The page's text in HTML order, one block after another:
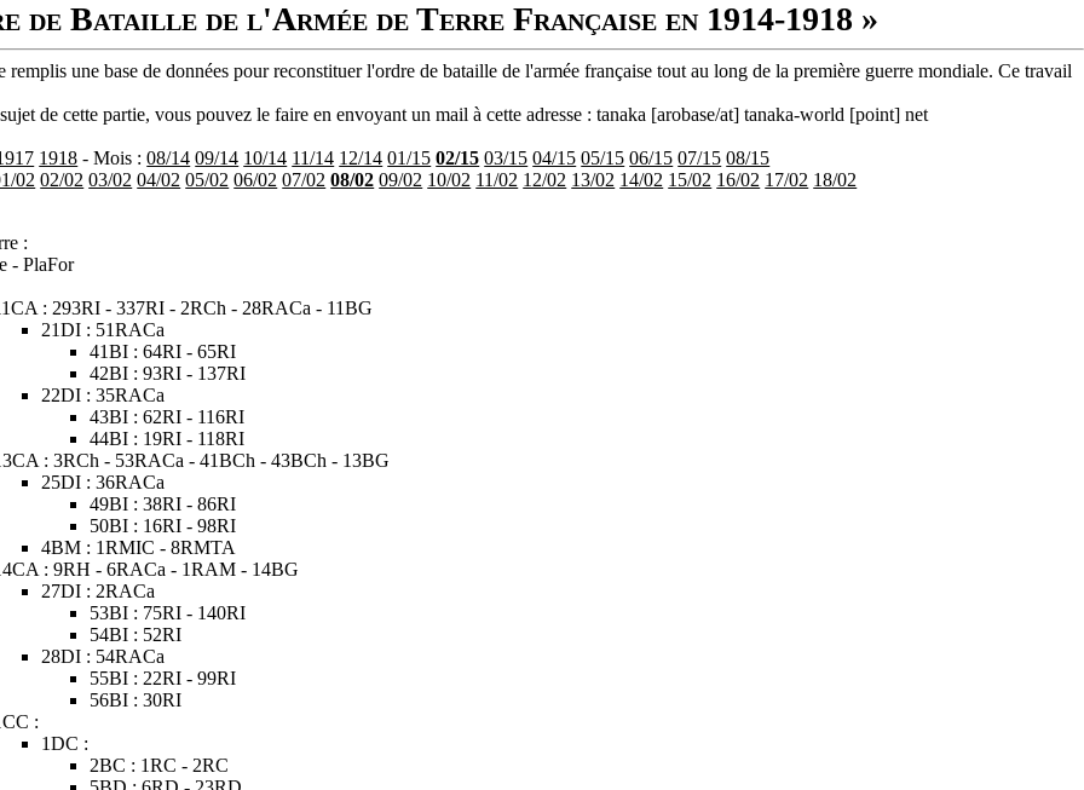
de Bataille de l'Armée de Terre Française en 1914-1918 »
remplis une base de données pour reconstituer l'ordre de bataille de l'armée française tout au long de la première guerre mondiale. Ce travail
de cette partie, vous pouvez le faire en envoyant un mail à cette adresse : tanaka [arobase/at] tanaka-world [point] net
1918 - Mois :08/14 09/14 10/14 11/14 12/14 01/15 02/15 03/15 04/15 05/15 06/15 07/15 08/15
02 02/02 03/02 04/02 05/02 06/02 07/02 08/02 09/02 10/02 11/02 12/02 13/02 14/02 15/02 16/02 17/02 18/02
:
- PlaFor
: 293RI - 337RI - 2RCh - 28RACa - 11BG
21DI : 51RACa
41BI : 64RI - 65RI
42BI : 93RI - 137RI
22DI : 35RACa
43BI : 62RI - 116RI
44BI : 19RI - 118RI
: 3RCh - 53RACa - 41BCh - 43BCh - 13BG
25DI : 36RACa
49BI : 38RI - 86RI
50BI : 16RI - 98RI
4BM : 1RMIC - 8RMTA
: 9RH - 6RACa - 1RAM - 14BG
27DI : 2RACa
53BI : 75RI - 140RI
54BI : 52RI
28DI : 54RACa
55BI : 22RI - 99RI
56BI : 30RI
:
1DC :
2BC : 1RC - 2RC